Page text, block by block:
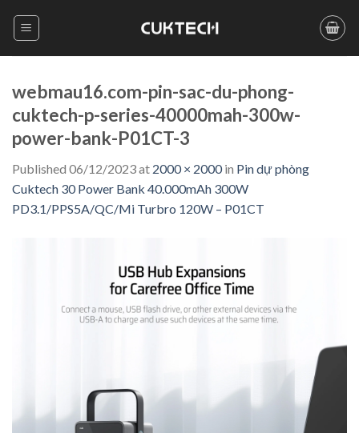
webmau16.com-pin-sac-du-phong-
cuktech-p-series-40000mah-300w-
power-bank-P01CT-3
Published 06/12/2023at 2000 × 2000in Pin dự phòng
Cuktech 30 Power Bank 40.000mAh 300W
PD3.1/PPS5A/QC/Mi Turbro 120W – P01CT